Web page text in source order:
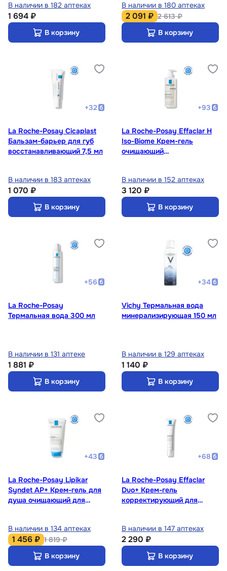
В наличии в 182 аптеках
1 694 ₽
В корзину
В наличии в 180 аптеках
2 091 ₽ 2 613 ₽
В корзину
+32
La Roche-Posay Cicaplast
Бальзам-барьер для губ
восстанавливающий 7,5 мл
В наличии в 183 аптеках
1 070 ₽
В корзину
+93
La Roche-Posay Effaclar H
Iso-Biome Крем-гель
очищающий
В наличии в 152 аптеках
3 120 ₽
В корзину
+56
La Roche-Posay
Термальная вода 300 мл
В наличии в 131 аптеке
1 881 ₽
В корзину
+34
Vichy Термальная вода
минерализирующая 150 мл
В наличии в 129 аптеках
1 140 ₽
В корзину
+43
La Roche-Posay Lipikar
Syndet AP+ Крем-гель для
душа очищающий для
В наличии в 134 аптеках
1 456 ₽ 1 819 ₽
В корзину
+68
La Roche-Posay Effaclar
Duo+ Крем-гель
корректирующий для
В наличии в 147 аптеках
2 290 ₽
В корзину